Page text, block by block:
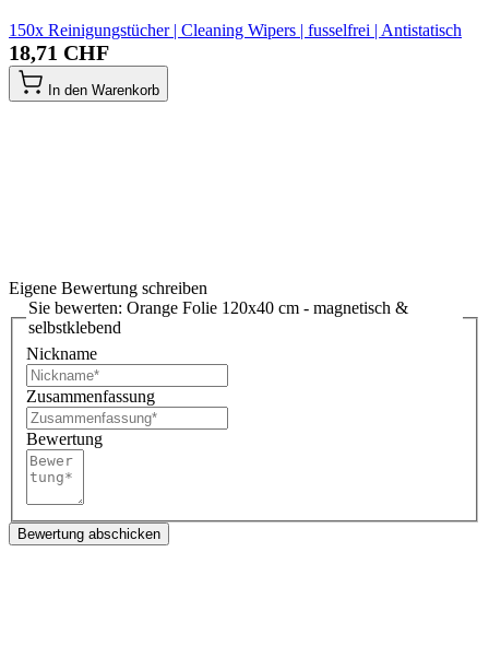
150x Reinigungstücher | Cleaning Wipers | fusselfrei | Antistatisch
18,71 CHF
In den Warenkorb
Eigene Bewertung schreiben
Sie bewerten: Orange Folie 120x40 cm - magnetisch &
selbstklebend
Nickname
Zusammenfassung
Bewertung
Bewertung abschicken